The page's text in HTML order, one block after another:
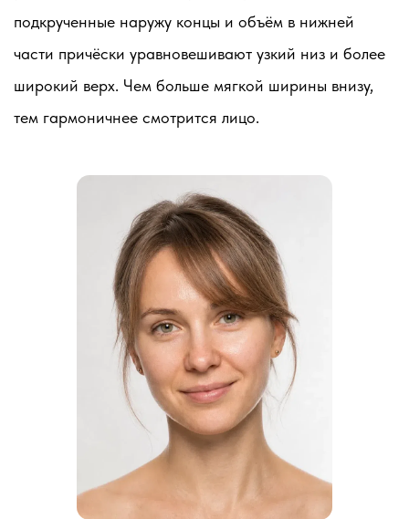
подкрученные наружу концы и объём в нижней
части причёски уравновешивают узкий низ и более
широкий верх. Чем больше мягкой ширины внизу,
тем гармоничнее смотрится лицо.